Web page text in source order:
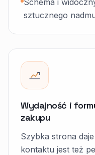
Schema i
sztucznego
Wydajność i
zakupu
Szybka strona
kontaktu jest też